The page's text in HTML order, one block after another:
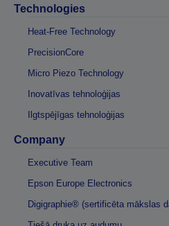
Technologies
Heat-Free Technology
PrecisionCore
Micro Piezo Technology
Inovatīvas tehnoloģijas
Ilgtspējīgas tehnoloģijas
Company
Executive Team
Epson Europe Electronics
Digigraphie® (sertificēta mākslas